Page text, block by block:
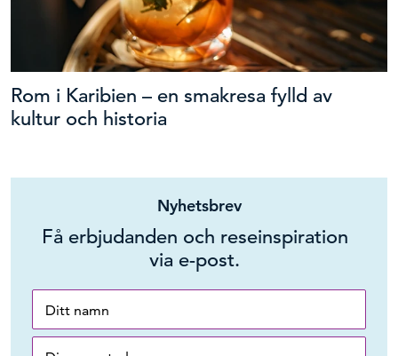
Rom i Karibien – en smakresa fylld av
kultur och historia
Nyhetsbrev
Få erbjudanden och reseinspiration
via e-post.